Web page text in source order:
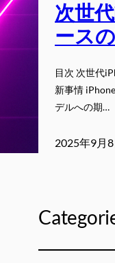
次世
ース
目次 次世代
新事情
デルへの期…
2025年9月8